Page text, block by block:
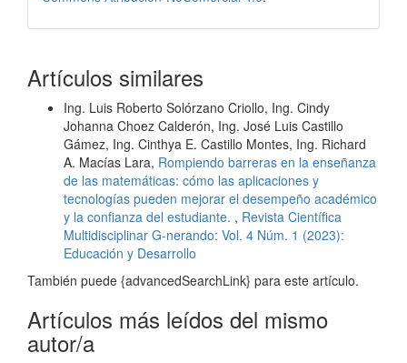
Artículos similares
Ing. Luis Roberto Solórzano Criollo, Ing. Cindy
Johanna Choez Calderón, Ing. José Luis Castillo
Gámez, Ing. Cinthya E. Castillo Montes, Ing. Richard
A. Macías Lara, Rompiendo barreras en la enseñanza
de las matemáticas: cómo las aplicaciones y
tecnologías pueden mejorar el desempeño académico
y la confianza del estudiante. , Revista Científica
Multidisciplinar G-nerando: Vol. 4 Núm. 1 (2023):
Educación y Desarrollo
También puede {advancedSearchLink} para este artículo.
Artículos más leídos del mismo
autor/a